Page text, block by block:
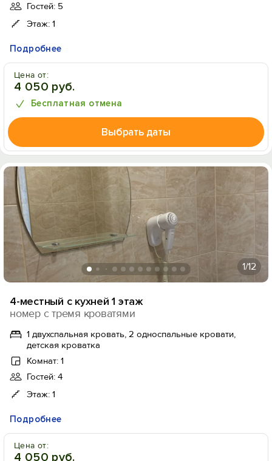
Гостей: 5
Этаж: 1
Подробнее
Цена от:
4 050 руб.
Бесплатная отмена
Выбрать даты
1/12
4-местный с кухней 1 этаж
номер с тремя кроватями
1 двухспальная кровать, 2 односпальные кровати,
детская кроватка
Комнат: 1
Гостей: 4
Этаж: 1
Подробнее
Цена от:
4 050 руб.